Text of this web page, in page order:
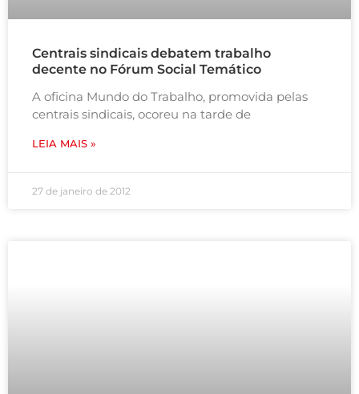
Centrais sindicais debatem trabalho
decente no Fórum Social Temático
A oficina Mundo do Trabalho, promovida pelas
centrais sindicais, ocoreu na tarde de
LEIA MAIS »
27 de janeiro de 2012